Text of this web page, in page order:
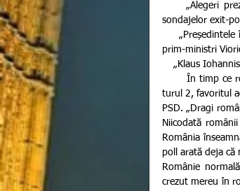
sondajelor exit-
     „Președintele în funcție, Klaus Iohannis se va întâlni în turul doi al scrutinului prezidențial cu fostul
prim-ministri
„Klaus
turul 2, favoritul
PSD. „Dragi
Niicodată
România
poll arată deja
Românie
crezut mereu în